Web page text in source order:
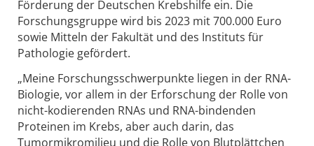
Förderung der Deutschen Krebshilfe ein. Die
Forschungsgruppe wird bis 2023 mit 700.000 Euro
sowie Mitteln der Fakultät und des Instituts für
Pathologie gefördert.
„Meine Forschungsschwerpunkte liegen in der RNA-
Biologie, vor allem in der Erforschung der Rolle von
nicht-kodierenden RNAs und RNA-bindenden
Proteinen im Krebs, aber auch darin, das
Tumormikromilieu und die Rolle von Blutplättchen